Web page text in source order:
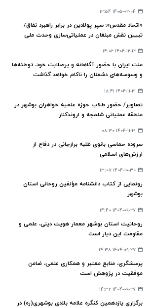
۱۴۰۵-۰۲-۰۴ ۱۲:۵۴
«اتحاد مقدس»؛ سپر پولادین در برابر راهبرد نفاق/
تبیین نقش مبلغان در عملیاتی‌سازی وحدت ملی
۱۴۰۴-۱۲-۱۲ ۱۴:۰۲
ملت ایران با حضور آگاهانه و پرصلابت خود، توطئه‌ها
و وسوسه‌های دشمنان را ناکام خواهد گذاشت
۱۴۰۴-۱۱-۲۱ ۱۸:۴۱
تصاویر/ حضور طلاب حوزه علمیه خواهران بوشهر در
منطقه عملیاتی شلمچه و اروندکنار
۱۴۰۴-۱۱-۱۹ ۰۸:۳۰
سروده‌ حماسی بانوی طلبه برازجانی در دفاع از
ارزش‌های اسلامی
۱۴۰۴-۱۰-۳۰ ۱۳:۰۷
رونمایی از کتاب دانشنامه مؤلفین روحانی استان
بوشهر
۱۴۰۴-۰۹-۲۷ ۱۴:۴۰
روحانیت استان بوشهر معمار هویت دینی، علمی و
مقاومت این دیار است
۱۴۰۴-۰۹-۲۷ ۱۴:۳۸
پرسشگری، منابع معتبر و همکاری علمی، ضامن
موفقیت در پژوهش است
۱۴۰۴-۰۹-۲۷ ۱۴:۳۲
برگزاری یازدهمین کنگره علامه بلادی بوشهری(ره) در